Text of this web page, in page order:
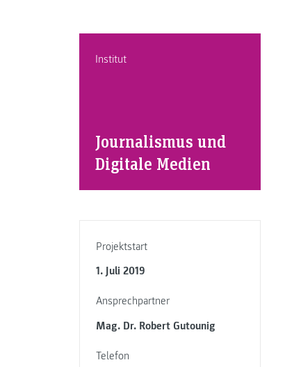
Institut
Journalismus und
Digitale Medien
Projektstart
1. Juli 2019
Ansprechpartner
Mag. Dr. Robert Gutounig
Telefon